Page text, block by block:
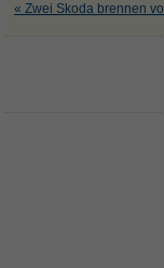
« Zwei Skoda brennen